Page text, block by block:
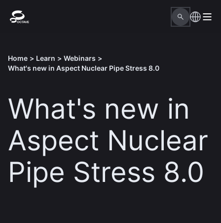
Home > Learn > Webinars >
What's new in Aspect Nuclear Pipe Stress 8.0
What's new in
Aspect Nuclear
Pipe Stress 8.0